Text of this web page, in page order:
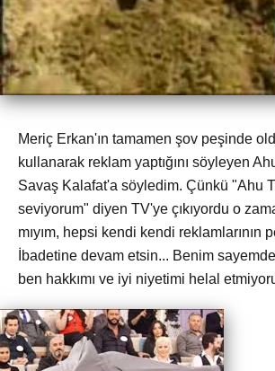
Meriç Erkan'ın tamamen şov peşinde
kullanarak reklam yaptığını söyleyen
Savaş Kalafat'a söyledim. Çünkü "Ahu
seviyorum" diyen TV'ye çıkıyordu o
mıyım, hepsi kendi kendi reklamlarının
İbadetine devam etsin... Benim
ben hakkımı ve iyi niyetimi helal